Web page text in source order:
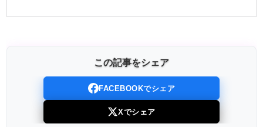
この記事をシェア
FACEBOOKでシェア
Xでシェア